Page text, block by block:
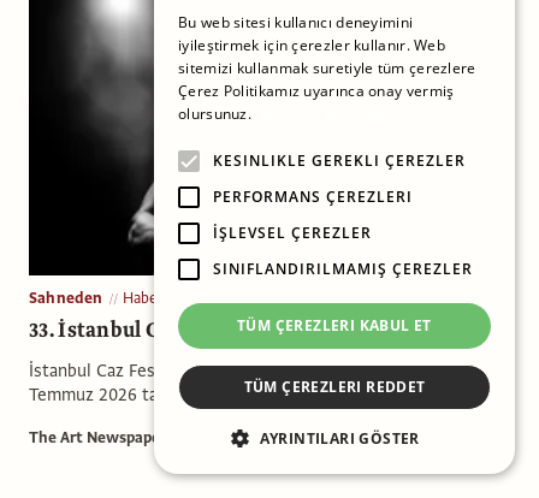
Sahneden Haber
33. İstanbul Caz Festivali Programı Açıklandı
İstanbul Caz Festivali bu yıl 33. edisyonunu 30 Haziran - 13
Temmuz 2026 tarihleri arasında sunuyor.
The Art Newspaper Türkiye
Bu web sitesi kullanıcı deneyimini
iyileştirmek için çerezler kullanır. Web
sitemizi kullanmak suretiyle tüm çerezlere
Çerez Politikamız uyarınca onay vermiş
olursunuz.
KESINLIKLE GEREKLI ÇEREZLER
PERFORMANS ÇEREZLERI
İŞLEVSEL ÇEREZLER
SINIFLANDIRILMAMIŞ ÇEREZLER
TÜM ÇEREZLERI KABUL ET
TÜM ÇEREZLERI REDDET
AYRINTILARI GÖSTER